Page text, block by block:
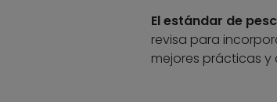
El estándar de
revisa para
mejores prácticas y